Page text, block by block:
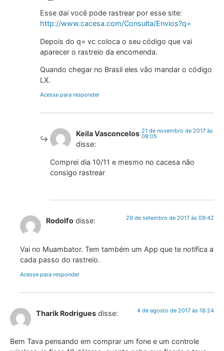
Esse dai você pode rastrear por esse site:
http://www.cacesa.com/Consulta/Envios?q=
Depois do q= vc coloca o seu código que vai
aparecer o rastreio da encomenda.
Quando chegar no Brasil eles vão mandar o código
LX.
Acesse para responder
Keila Vasconcelos
disse:
21 de novembro de 2017 às
08:05
Comprei dia 10/11 e mesmo no cacesa não
consigo rastrear
Rodolfo disse: 29 de setembro de 2017 às 09:42
Vai no Muambator. Tem também um App que te notifica a
cada passo do rastreio.
Acesse para responder
Tharik Rodrigues disse: 4 de agosto de 2017 às 18:24
Bem Tava pensando em comprar um fone e um controle